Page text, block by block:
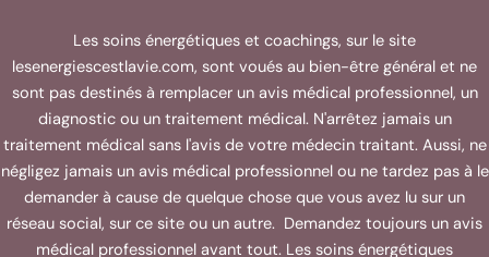
Les soins énergétiques et coachings, sur le site
lesenergiescestlavie.com, sont voués au bien-être général et ne
sont pas destinés à remplacer un avis médical professionnel, un
diagnostic ou un traitement médical. N'arrêtez jamais un
traitement médical sans l'avis de votre médecin traitant. Aussi, ne
négligez jamais un avis médical professionnel ou ne tardez pas à le
demander à cause de quelque chose que vous avez lu sur un
réseau social, sur ce site ou un autre. Demandez toujours un avis
médical professionnel avant tout. Les soins énergétiques